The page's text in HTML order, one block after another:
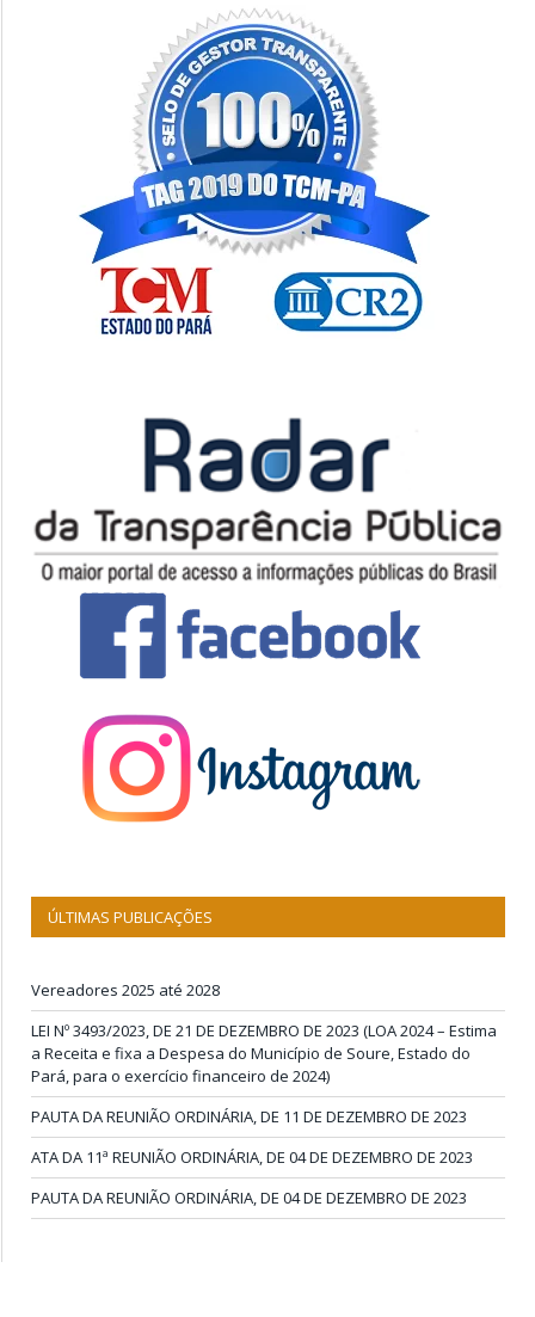
ÚLTIMAS PUBLICAÇÕES
Vereadores 2025 até 2028
LEI Nº 3493/2023, DE 21 DE DEZEMBRO DE 2023 (LOA 2024 – Estima
a Receita e fixa a Despesa do Município de Soure, Estado do
Pará, para o exercício financeiro de 2024)
PAUTA DA REUNIÃO ORDINÁRIA, DE 11 DE DEZEMBRO DE 2023
ATA DA 11ª REUNIÃO ORDINÁRIA, DE 04 DE DEZEMBRO DE 2023
PAUTA DA REUNIÃO ORDINÁRIA, DE 04 DE DEZEMBRO DE 2023